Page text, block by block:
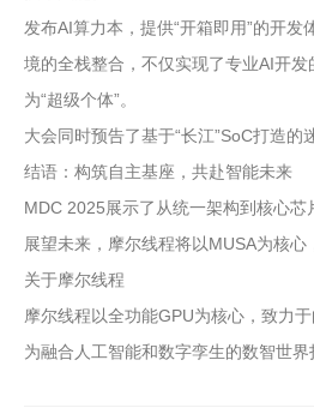
发布AI算力本，提供“开箱即用”的开
境的全栈整合，不仅实现了专业AI开
为“超级个体”。
大会同时预告了基于“长江”SoC打造
结语：构筑自主基座，共赴智能未来
MDC 2025展示了从统一架构到核心
展望未来，摩尔线程将以MUSA为核
关于摩尔线程
摩尔线程以全功能GPU为核心，致力
为融合人工智能和数字孪生的数智世